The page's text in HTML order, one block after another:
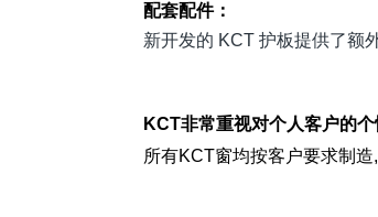
配套配件：
新开发的 KCT 护板提供了额
KCT非常重视对个人客户的个
所有KCT窗均按客户要求制造